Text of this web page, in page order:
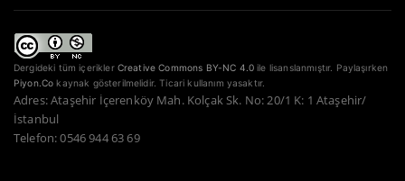
Dergideki tüm içerikler Creative Commons BY-NC 4.0 ile lisanslanmıştır. Paylaşırken
Piyon.Co kaynak gösterilmelidir. Ticari kullanım yasaktır.
Adres: Ataşehir İçerenköy Mah. Kolçak Sk. No: 20/1 K: 1 Ataşehir/
İstanbul
Telefon: 0546 944 63 69